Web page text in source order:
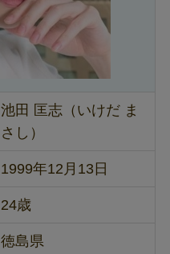
池田 匡志（いけだ ま
さし）
1999年12月13日
24歳
徳島県